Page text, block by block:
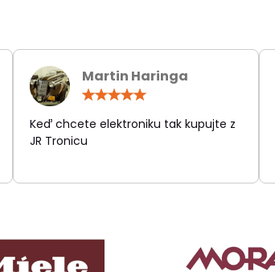
Martin Haringa
/
5
Keď chcete elektroniku tak kupujte z
JR Tronicu